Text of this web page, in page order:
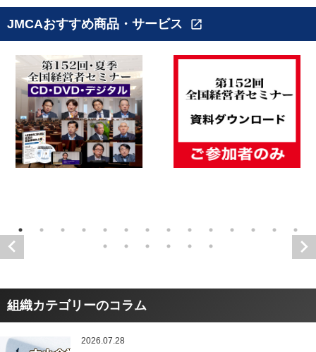
JMCAおすすめ商品・サービス open_in_new
組織カテゴリーのコラム
2026.07.28